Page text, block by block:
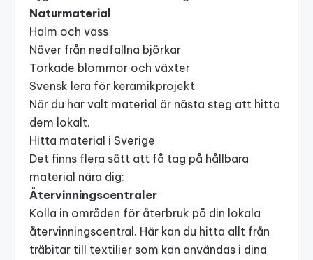
Naturmaterial
Halm och vass
Näver från nedfallna björkar
Torkade blommor och växter
Svensk lera för keramikprojekt
När du har valt material är nästa steg att hitta
dem lokalt.
Hitta material i Sverige
Det finns flera sätt att få tag på hållbara
material nära dig:
Återvinningscentraler
Kolla in områden för återbruk på din lokala
återvinningscentral. Här kan du hitta allt från
träbitar till textilier som kan användas i dina